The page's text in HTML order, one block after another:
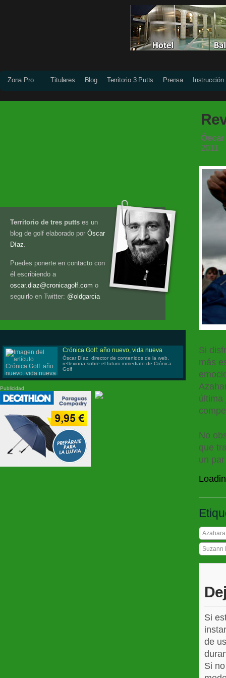
Zona Pro Titulares Blog Territorio 3 Putts Prensa Instrucción
2011
Si
más
última
No
que
un
Suzann
Si
de
Si
Territorio de tres putts es un
blog de golf elaborado por Óscar
Díaz.
Puedes ponerte en contacto con
él escribiendo a
oscar.diaz@cronicagolf.com o
seguirlo en Twitter: @oldgarcia
Crónica Golf: año nuevo, vida nueva
Óscar Díaz, director de contenidos de la web,
reflexiona sobre el futuro inmediato de Crónica
Golf
Publicidad